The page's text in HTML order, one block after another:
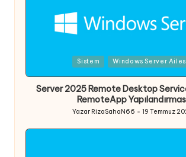
Sistem Windows Server
Server 2025 Remote Desktop
RemoteApp
Posted
by
Yazar RizaSahaN66 19 Temmuz